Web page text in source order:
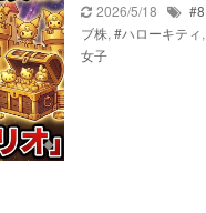
2026/5/18
ブ株, #ハローキティ,
女子